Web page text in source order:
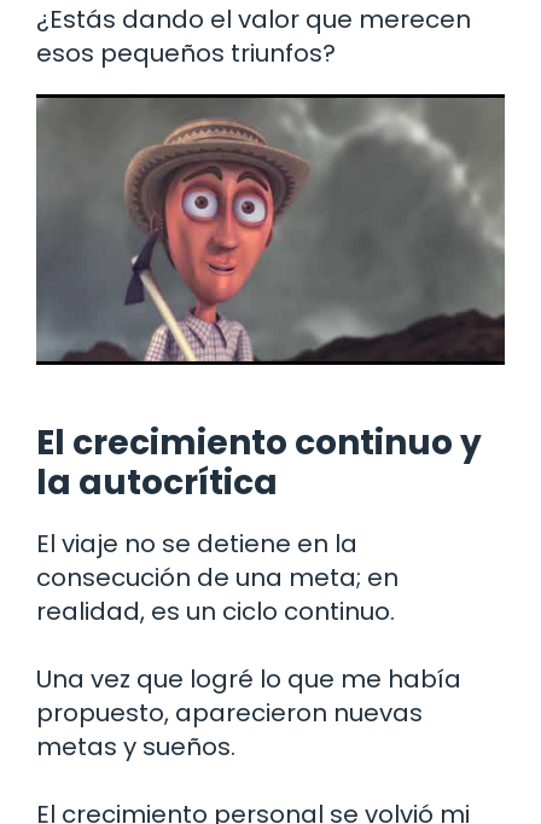
¿Estás dando el valor que merecen
esos pequeños triunfos?
El crecimiento continuo y
la autocrítica
El viaje no se detiene en la
consecución de una meta; en
realidad, es un ciclo continuo.
Una vez que logré lo que me había
propuesto, aparecieron nuevas
metas y sueños.
El crecimiento personal se volvió mi